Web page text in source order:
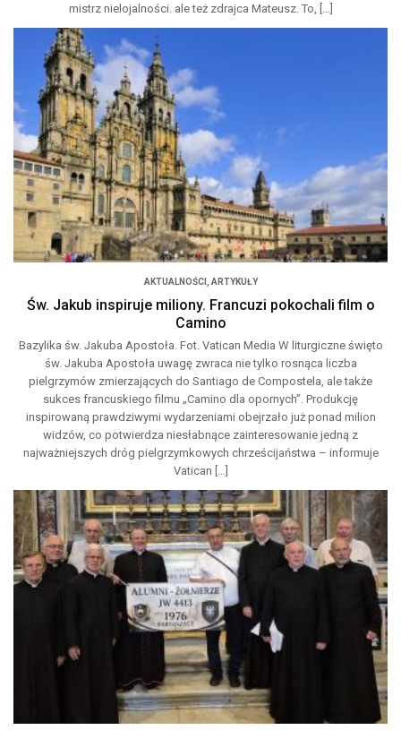
mistrz nielojalności. ale też zdrajca Mateusz. To, […]
AKTUALNOŚCI ARTYKUŁY
Św. Jakub inspiruje miliony. Francuzi pokochali film o
Camino
Bazylika św. Jakuba Apostoła. Fot. Vatican Media W liturgiczne święto
św. Jakuba Apostoła uwagę zwraca nie tylko rosnąca liczba
pielgrzymów zmierzających do Santiago de Compostela, ale także
sukces francuskiego filmu „Camino dla opornych”. Produkcję
inspirowaną prawdziwymi wydarzeniami obejrzało już ponad milion
widzów, co potwierdza niesłabnące zainteresowanie jedną z
najważniejszych dróg pielgrzymkowych chrześcijaństwa – informuje
Vatican […]